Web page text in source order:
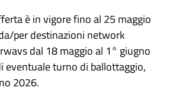
è in vigore fino al 25 maggio
per destinazioni network
dal 18 maggio al 1° giugno
eventuale turno di ballottaggio,
2026.